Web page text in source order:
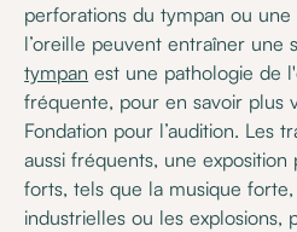
perforations du tympan ou une
l’oreille peuvent entraîner une
tympan est une pathologie de
fréquente, pour en savoir plus
Fondation pour l’audition. Les
aussi fréquents, une
forts, tels que la musique
industrielles ou les